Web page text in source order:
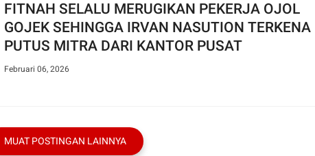
FITNAH SELALU MERUGIKAN PEKERJA OJOL
GOJEK SEHINGGA IRVAN NASUTION TERKENA
PUTUS MITRA DARI KANTOR PUSAT
Februari 06, 2026
MUAT POSTINGAN LAINNYA